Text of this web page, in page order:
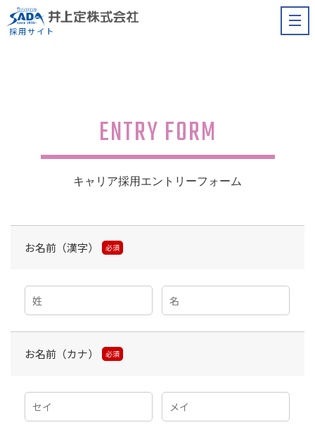
採用サイト
ENTRY FORM
キャリア採用エントリーフォーム
お名前（漢字） 必須
お名前（カナ） 必須